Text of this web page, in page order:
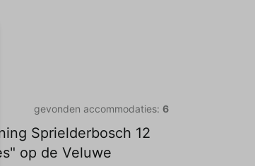
gevonden accommodaties:6
Sprielderbosch 12
op de Veluwe